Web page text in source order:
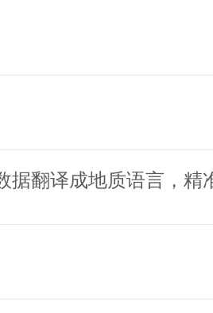
翻译成地质语言，精